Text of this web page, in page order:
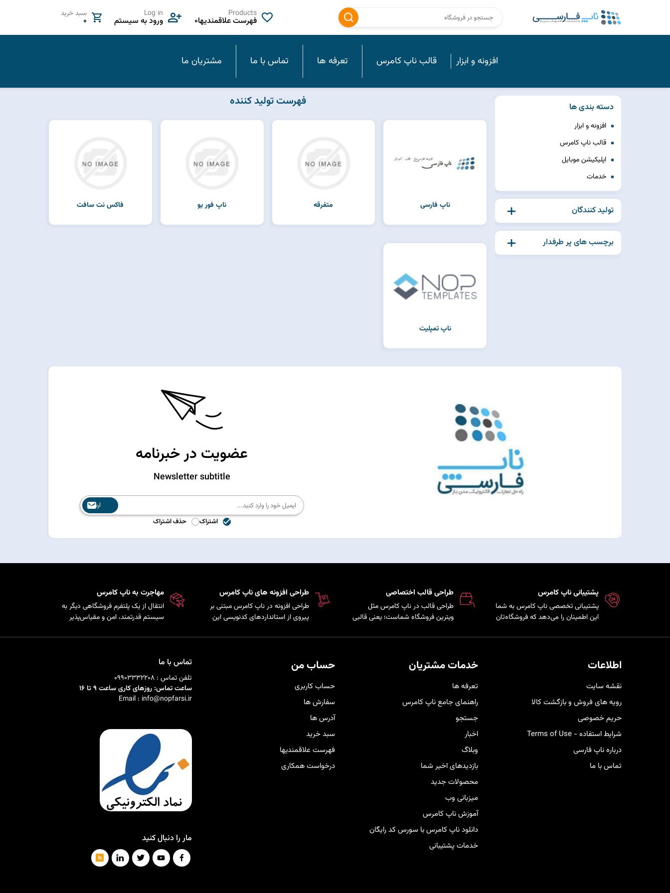
Products
فهرست علاقمندیها0
Log in
ورود به سیستم
سبد خرید
0
افزونه و ابزار قالب ناپ کامرس تعرفه ها تماس با ما مشتریان ما
دسته بندی ها
افزونه و ابزار
قالب ناپ کامرس
اپلیکیشن موبایل
خدمات
تولید کنندگان
برچسب های پر طرفدار
فهرست تولید کننده
ناپ فارسی متفرقه ناپ فور یو فاکس نت سافت
ناپ تمپلیت
عضویت در خبرنامه
Newsletter subtitle
ارسال
اشتراک
حذف اشتراک
پشتیبانی ناپ کامرس
پشتیبانی تخصصی ناپ کامرس به شما
این اطمینان را می‌دهد که فروشگاه‌تان
فنی در کمترین زمان ممکن برای رفع
کنار شما خواهد بود.
طراحی قالب اختصاصی
طراحی قالب در ناپ کامرس مثل
ویترین فروشگاه شماست؛ یعنی قالبی
مشتری‌هایتان شخصی‌سازی شده تا
خریدی راحت و لذت‌بخش را برای
کاربرانتان فراهم کند
طراحی افزونه های ناپ کامرس
طراحی افزونه در ناپ کامرس مبتنی بر
پیروی از استانداردهای کدنویسی این
و اضافه کردن قابلیت‌های سفارشی را
مهاجرت به ناپ کامرس
انتقال از یک پلتفرم فروشگاهی دیگر به
سیستم قدرتمند، امن و مقیاس‌پذیر
محصولات، مشتریان و سفارش‌ها.
اطلاعات
نقشه سایت
رویه های فروش و بازگشت کالا
حریم خصوصی
شرایط استفاده - Terms of Use
درباره ناپ فارسی
تماس با ما
خدمات مشتریان
تعرفه ها
راهنمای جامع ناپ کامرس
جستجو
اخبار
وبلاگ
بازدیدهای اخیر شما
محصولات جدید
میزبانی وب
آموزش ناپ کامرس
دانلود ناپ کامرس با سورس کد رایگان
خدمات پشتیبانی
حساب من
حساب کاربری
سفارش ها
آدرس ها
سبد خرید
فهرست علاقمندیها
درخواست همکاری
تماس با ما
تلفن تماس : 09903332208
ساعت تماس: روزهای کاری ساعت 9 تا 16
Email : info@nopfarsi.ir
مار را دنبال کنید